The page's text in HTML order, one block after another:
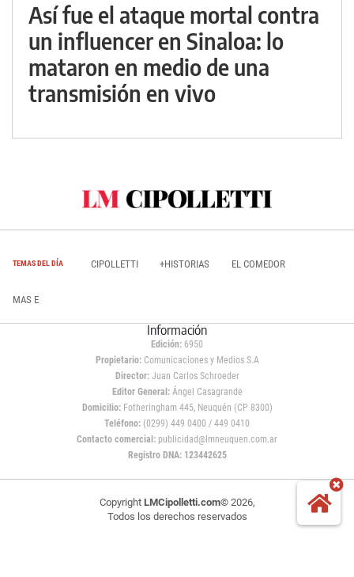
Así fue el ataque mortal contra
un influencer en Sinaloa: lo
mataron en medio de una
transmisión en vivo
TEMAS DEL DÍA CIPOLLETTI +HISTORIAS EL COMEDOR
MAS E
Información
Edición: 6950
Propietario:Comunicaciones y Medios S.A
Director: Juan Carlos Schroeder
Editor General:Ángel Casagrande
Domicilio:Fotheringham 445, Neuquén (CP 8300)
Teléfono: (0299) 449 0400 / 449 0410
Contacto comercial: publicidad@lmneuquen.com.ar
Registro DNA: 123442625
Copyright LMCipolletti.com© 2026,
Todos los derechos reservados